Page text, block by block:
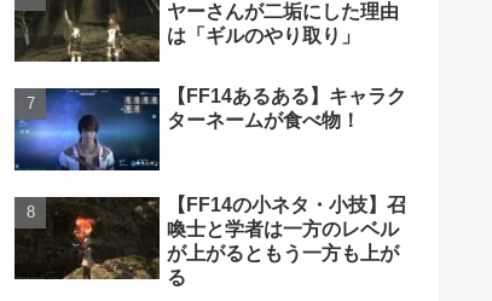
ヤーさんが二垢にした理由
は「ギルのやり取り」
【FF14あるある】キャラク
ターネームが食べ物！
【FF14の小ネタ・小技】召
喚士と学者は一方のレベル
が上がるともう一方も上が
る